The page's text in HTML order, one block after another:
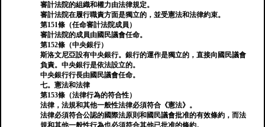
審計法院的組織和權力由法律規定。
審計法院在履行職責方面是獨立的，並受憲法和法律約束。
第151條（任命審計法院成員）
審計法院的成員由國民議會任命。
第152條（中央銀行）
斯洛文尼亞設有中央銀行。銀行的運作是獨立的，直接向國民議會
負責。中央銀行是依法設立的。
中央銀行行長由國民議會任命。
七。憲法和法律
第153條（法律行為的符合性）
法律，法規和其他一般性法律必須符合《憲法》。
法律必須符合公認的國際法原則和國民議會批准的有效條約，而法
規和其他一般性行為也必須符合其他已批准的條約。